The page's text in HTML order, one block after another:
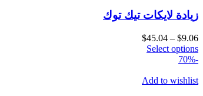
زيادة لايكات تيك توك
$9.06
–
$45.04
Select options
-70%
Add to wishlist